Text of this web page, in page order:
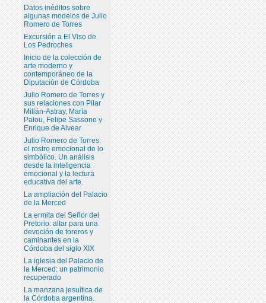
Datos inéditos sobre
algunas modelos de Julio
Romero de Torres
Excursión a El Viso de
Los Pedroches
Inicio de la colección de
arte moderno y
contemporáneo de la
Diputación de Córdoba
Julio Romero de Torres y
sus relaciones con Pilar
Millán-Astray, María
Palou, Felipe Sassone y
Enrique de Alvear
Julio Romero de Torres:
el rostro emocional de lo
simbólico. Un análisis
desde la inteligencia
emocional y la lectura
educativa del arte.
La ampliación del Palacio
de la Merced
La ermita del Señor del
Pretorio: altar para una
devoción de toreros y
caminantes en la
Córdoba del siglo XIX
La iglesia del Palacio de
la Merced: un patrimonio
recuperado
La manzana jesuítica de
la Córdoba argentina.